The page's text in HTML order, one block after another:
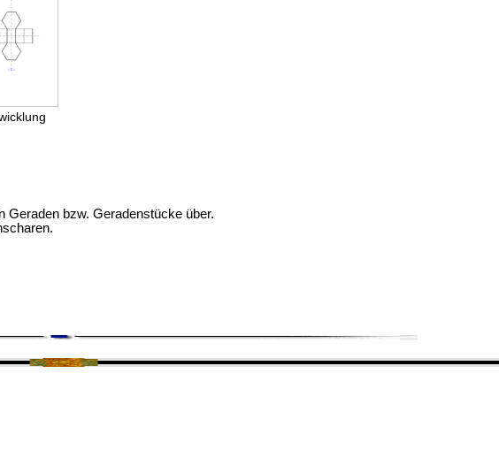
Geraden bzw. Geradenstücke über.